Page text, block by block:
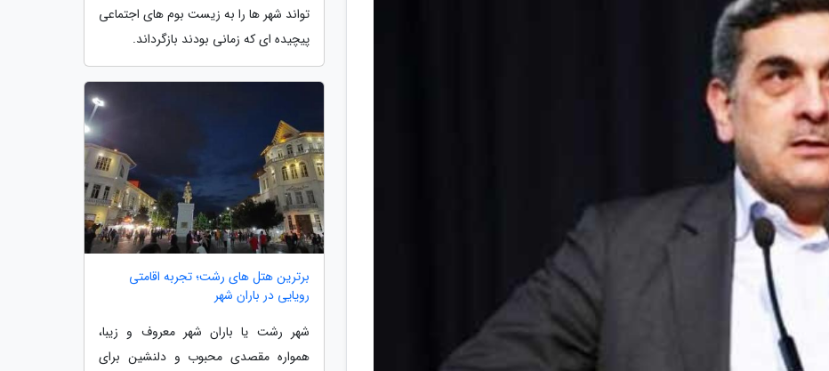
تواند شهر ها را به زیست بوم های اجتماعی
پیچیده ای که زمانی بودند بازگرداند.
برترین هتل های رشت؛ تجربه اقامتی
رویایی در باران شهر
شهر رشت یا باران شهر معروف و زیبا،
همواره مقصدی محبوب و دلنشین برای